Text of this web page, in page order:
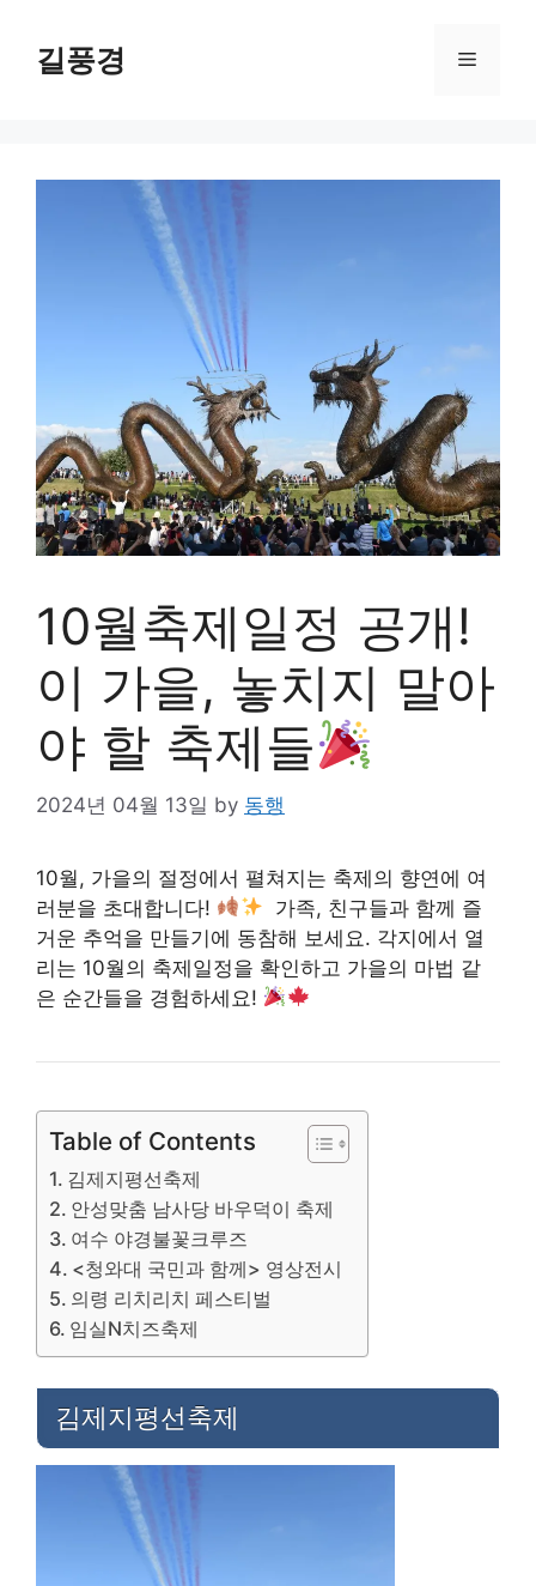
content길풍경 Menu
10월축제일정 공개!
이 가을, 놓치지 말아
야 할 축제들
2024년 04월 13일 by 동행
10월, 가을의 절정에서 펼쳐지는 축제의 향연에 여
러분을 초대합니다!
가족, 친구들과 함께 즐
거운 추억을 만들기에 동참해 보세요. 각지에서 열
리는 10월의 축제일정을 확인하고 가을의 마법 같
은 순간들을 경험하세요!
Table of Contents
김제지평선축제
안성맞춤 남사당 바우덕이 축제
여수 야경불꽃크루즈
<청와대 국민과 함께> 영상전시
의령 리치리치 페스티벌
임실N치즈축제
김제지평선축제